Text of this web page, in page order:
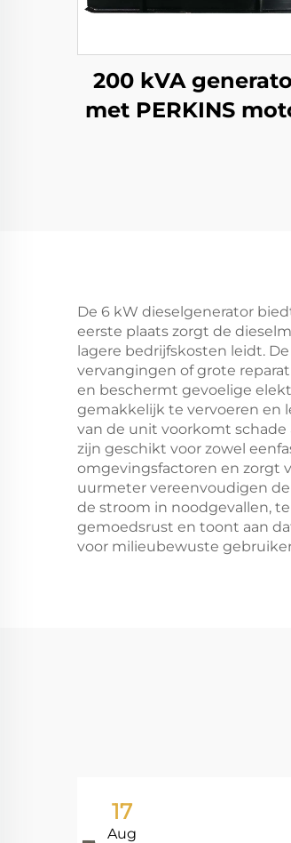
200 kVA
met PERKINS
De 6 kW dieselgenerator
eerste plaats zorgt de
lagere bedrijfskosten leidt.
vervangingen of grote
en beschermt gevoelige
gemakkelijk te vervoeren en
van de unit voorkomt
zijn geschikt voor zowel
omgevingsfactoren en zorgt
uurmeter vereenvoudigen
de stroom in noodgevallen,
gemoedsrust en toont aan
voor milieubewuste
17
Aug